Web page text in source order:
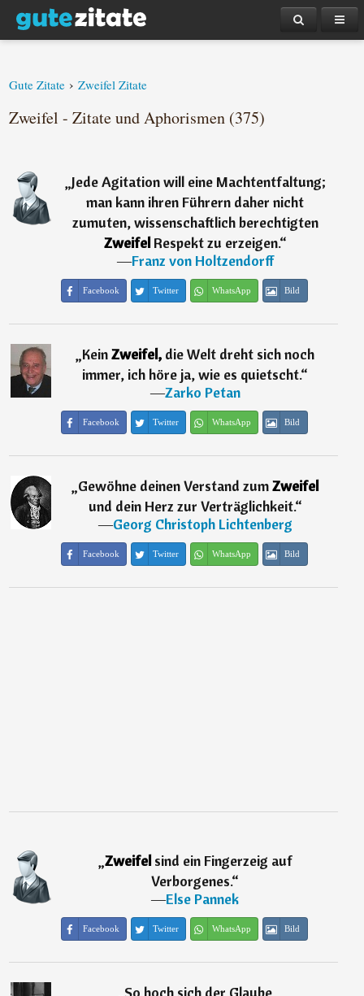
Gute Zitate › Zweifel Zitate
Zweifel - Zitate und Aphorismen (375)
„Jede Agitation will eine Machtentfaltung;
man kann ihren Führern daher nicht
zumuten, wissenschaftlich berechtigten
Zweifel Respekt zu erzeigen.“
―Franz von Holtzendorff
Facebook Twitter WhatsApp Bild
„KeinZweifel, die Welt dreht sich noch
immer, ich höre ja, wie es quietscht.“
―Zarko Petan
Facebook Twitter WhatsApp Bild
„Gewöhne deinen Verstand zumZweifel
und dein Herz zur Verträglichkeit.“
―Georg Christoph Lichtenberg
Facebook Twitter WhatsApp Bild
„Zweifel sind ein Fingerzeig auf
Verborgenes.“
―Else Pannek
Facebook Twitter WhatsApp Bild